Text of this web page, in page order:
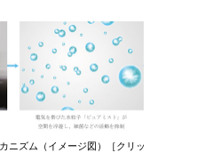
ニズム（イメージ図）［クリッ